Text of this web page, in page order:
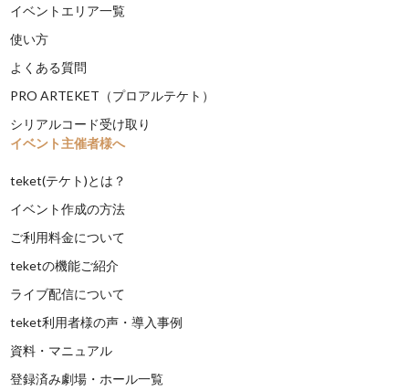
イベントエリア一覧
使い方
よくある質問
PRO ARTEKET（プロアルテケト）
シリアルコード受け取り
イベント主催者様へ
teket(テケト)とは？
イベント作成の方法
ご利用料金について
teketの機能ご紹介
ライブ配信について
teket利用者様の声・導入事例
資料・マニュアル
登録済み劇場・ホール一覧